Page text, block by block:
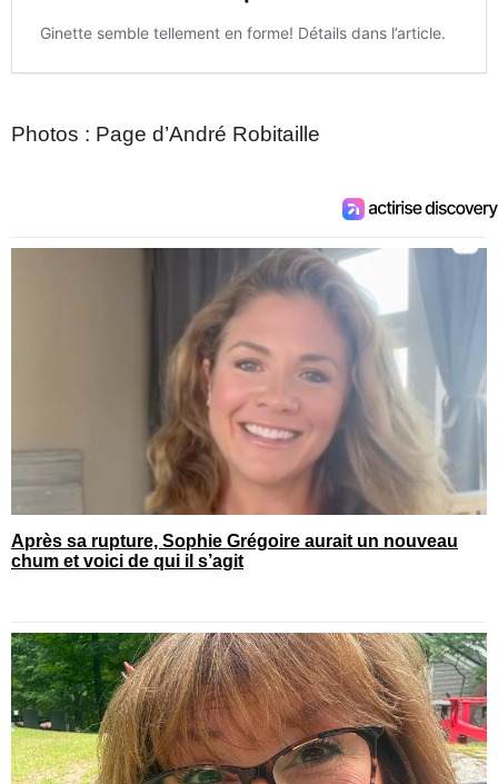
Photos : Page d’André Robitaille
Après sa rupture, Sophie Grégoire aurait un nouveau
chum et voici de qui il s’agit